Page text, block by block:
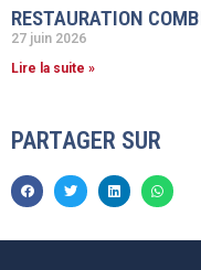
RESTAURATION
27 juin 2026
Lire la suite »
PARTAGER SUR